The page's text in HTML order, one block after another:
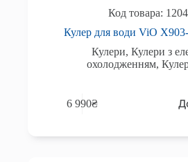
Кулер для води ViO
Кулери,Кулери з
охолодженням,
6 990₴